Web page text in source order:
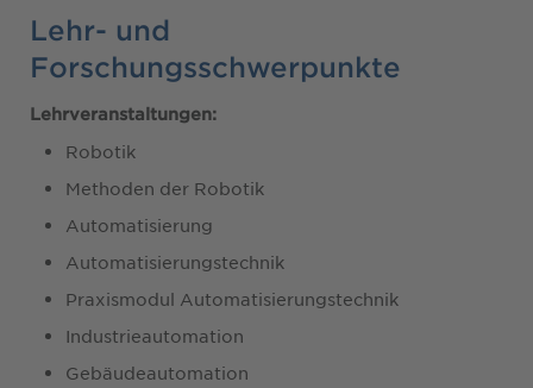
Lehr- und
Forschungsschwerpunkte
Lehrveranstaltungen:
Robotik
Methoden der Robotik
Automatisierung
Automatisierungstechnik
Praxismodul Automatisierungstechnik
Industrieautomation
Gebäudeautomation